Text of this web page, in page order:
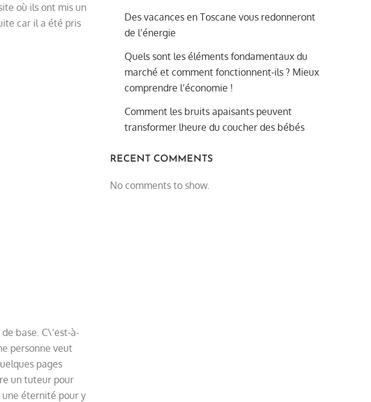
où ils ont mis un
car il a été pris
base. C\’est-à-
personne veut
pages
un tuteur pour
une éternité pour y
Des vacances en Toscane vous redonneront
de l’énergie
Quels sont les éléments fondamentaux du
marché et comment fonctionnent-ils ? Mieux
comprendre l’économie !
Comment les bruits apaisants peuvent
transformer lheure du coucher des bébés
RECENT COMMENTS
No comments to show.